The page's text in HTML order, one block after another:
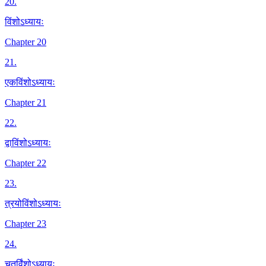
विंशोऽध्यायः
Chapter 20
21.
एकविंशोऽध्यायः
Chapter 21
22.
द्वाविंशोऽध्यायः
Chapter 22
23.
त्रयोविंशोऽध्यायः
Chapter 23
24.